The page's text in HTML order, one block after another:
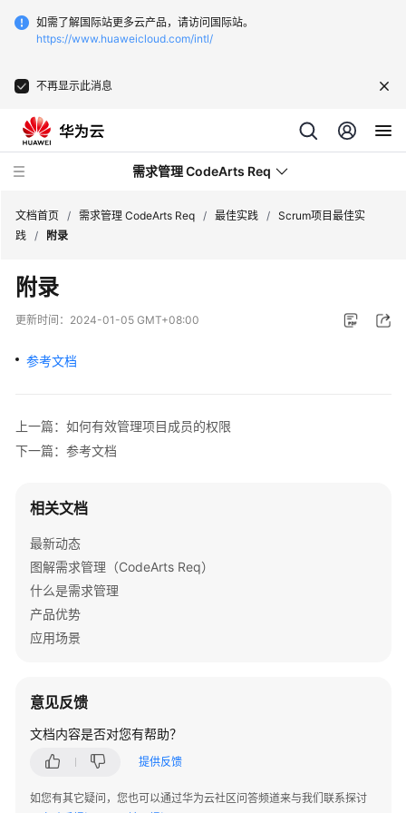
如需了解国际站更多云产品，请访问国际站。
https://www.huaweicloud.com/intl/
不再显示此消息
需求管理 CodeArts Req
最
新
动
绍
说
明
快
速
入
门
户
南
佳
文档首页 / 需求管理 CodeArts Req / 最佳实践 / Scrum项目最佳实
践 / 附录
附录
更新时间： 2024-01-05 GMT+08:00
参考文档
上一篇：如何有效管理项目成员的权限
下一篇：参考文档
相关文档
最新动态
图解需求管理（CodeArts Req）
什么是需求管理
产品优势
应用场景
意见反馈
文档内容是否对您有帮助？
提供反馈
如您有其它疑问，您也可以通过华为云社区问答频道来与我们联系探讨